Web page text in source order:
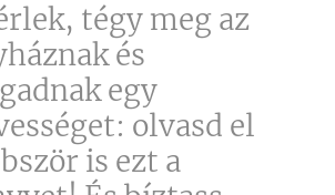
tégy meg az
és
egy
olvasd el
is ezt a